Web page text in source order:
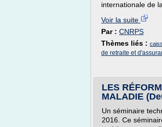
internationale de
Voir la suite
Par : CNRPS
Thèmes liés :
de retraite et
LES
MALADIE
Un séminaire
2016. Ce